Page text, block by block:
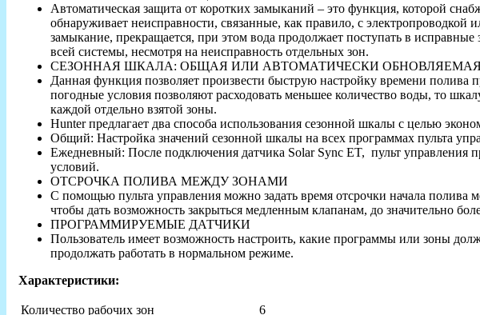
Автоматическая защита от коротких замыканий – это функция, которой
обнаруживает неисправности, связанные, как правило, с
замыкание, прекращается, при этом вода продолжает поступать в
всей системы, несмотря на неисправность отдельных зон.
СЕЗОННАЯ ШКАЛА: ОБЩАЯ ИЛИ АВТОМАТИЧЕСКИ ОБНОВЛЯЕМАЯ С
Данная функция позволяет произвести быструю настройку времени
погодные условия позволяют расходовать меньшее количество воды, то
каждой отдельно взятой зоны.
Hunter предлагает два способа использования сезонной шкалы с целью
Общий: Настройка значений сезонной шкалы на всех программах пульта
Ежедневный: После подключения датчика Solar Sync ET, пульт управления
условий.
ОТСРОЧКА ПОЛИВА МЕЖДУ ЗОНАМИ
С помощью пульта управления можно задать время отсрочки начала
чтобы дать возможность закрыться медленным клапанам, до значительно
ПРОГРАММИРУЕМЫЕ ДАТЧИКИ
Пользователь имеет возможность настроить, какие программы или зоны
продолжать работать в нормальном режиме.
Характеристики:
Количество рабочих зон 6